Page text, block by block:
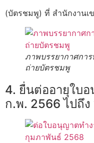
(บัตรชมพู) ที่ สำนักงานเ
ภาพบรรยากาศกา
ถ่ายบัตรชมพู
4. ยื่นต่ออายุใบ
ก.พ. 2566 ไปถึ